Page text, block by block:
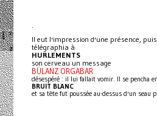
.
Il eut l'impression d'une présence,
télégraphia à
HURLEMENTS
son cerveau un message
BÜLANZ ORGABAR
désespéré : il lui fallait vomir. Il se pencha
BRUIT BLANC
et sa tête fut poussée au-dessus d'un seau